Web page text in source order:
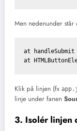
Men nedenunder står
at
at
Klik på linjen (fx
linje under fanen
3. Isolér linjen